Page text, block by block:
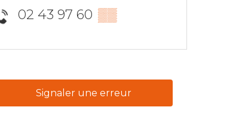
02 43 97 60 ▒▒
Signaler une erreur